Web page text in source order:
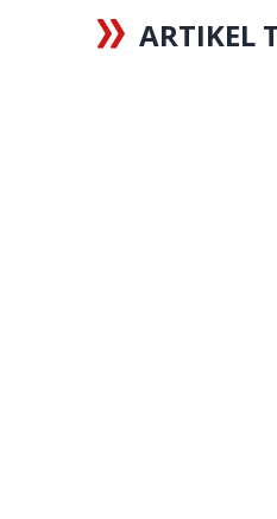
ARTIKEL